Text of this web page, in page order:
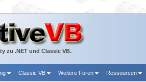
zu .NET und Classic VB.
Classic VB Weitere Foren Ressourcen